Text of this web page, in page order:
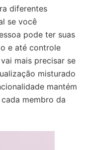
diferentes
se você
pode ter suas
e até controle
mais precisar se
misturado
mantém
membro da